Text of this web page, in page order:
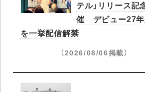
テル」リリース記
催 デビュー27年
を一挙配信解禁
（2026/08/06掲載）